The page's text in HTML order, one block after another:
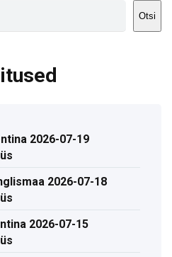
Otsi
2026-07-19
2026-07-18
2026-07-15